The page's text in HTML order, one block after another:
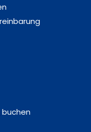
buchen